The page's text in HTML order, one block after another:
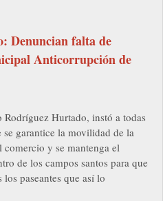
Denuncian falta de
Anticorrupción de
Hurtado, instó a todas
se garantice la movilidad de la
comercio y se mantenga el
de los campos santos para que
paseantes que así lo